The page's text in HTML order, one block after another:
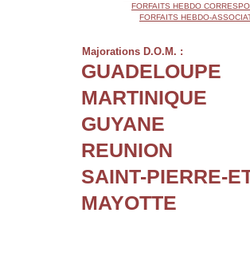
FORFAITS HEBDO
FORFAITS HEBDO-
Majorations D.O.M. :
GUADELOUPE
MARTINIQUE
GUYANE
REUNION
SAINT-PIERRE-
MAYOTTE